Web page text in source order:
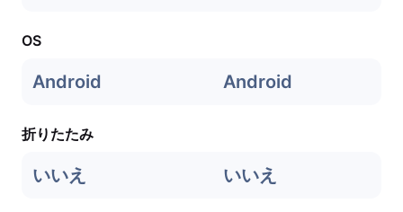
OS
Android Android
折りたたみ
いいえ いいえ